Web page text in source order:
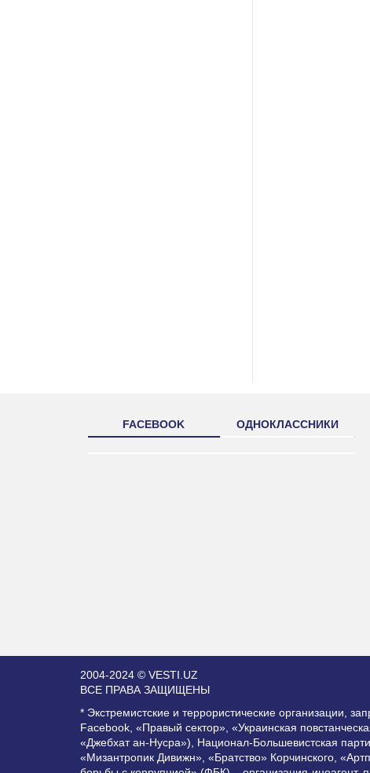
FACEBOOK ОДНОКЛАССНИКИ
2004-2024 © VESTI.UZ
ВСЕ ПРАВА ЗАЩИЩЕНЫ
* Экстремистские и террористические организации,
Facebook, «Правый сектор», «Украинская
«Джебхат ан-Нусра»), Национал-Большевистская
«Мизантропик Дивижн», «Братство» Корчинского,